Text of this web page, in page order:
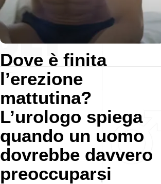
Dove è finita
l’erezione
mattutina?
L’urologo spiega
quando un uomo
dovrebbe davvero
preoccuparsi